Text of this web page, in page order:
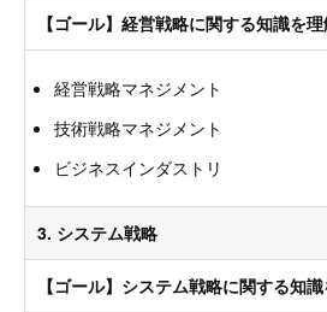
【ゴール】経営戦略に関する知識を
経営戦略マネジメント
技術戦略マネジメント
ビジネスインダストリ
3. システム戦略
【ゴール】システム戦略に関する知